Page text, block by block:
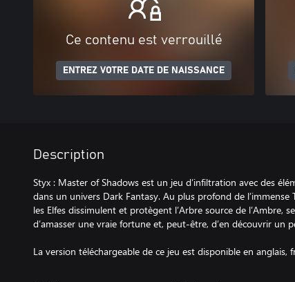
Ce contenu est verrouillé
ENTREZ VOTRE DATE DE NAISSANCE
Description
Styx : Master of Shadows est un jeu d’infiltration avec des
dans un univers Dark Fantasy. Au plus profond de l’immense
les Elfes dissimulent et protègent l’Arbre source de l’Ambre,
d’amasser une vraie fortune et, peut-être, d’en découvrir un
La version téléchargeable de ce jeu est disponible en anglais,